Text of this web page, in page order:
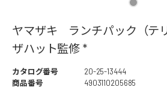
ヤマザキ ランチパック（テ
ザハット監修 *
カタログ番号
20-25-13444
商品番号
4903110205685